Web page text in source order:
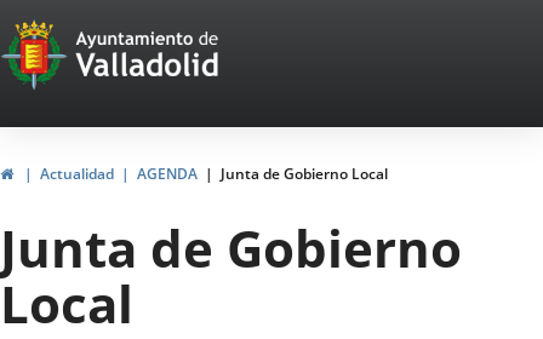
Portal
Web
del
Ayuntamiento
de
Valladolid
InicioActualidad AGENDA Junta de Gobierno Local
Junta de Gobierno
Local